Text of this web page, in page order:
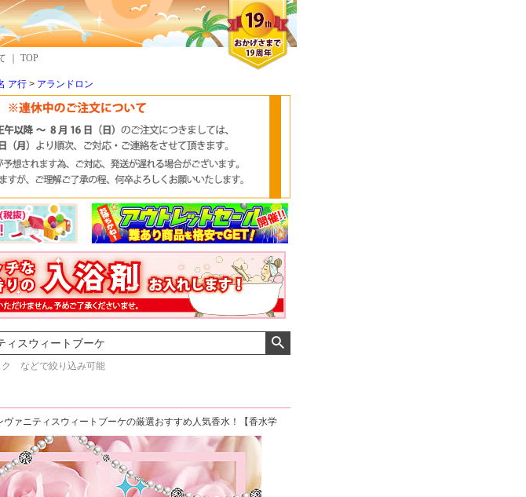
TOP
ア行 アランドロン
などで絞り込み可能
ァニティスウィートブーケの厳選おすすめ人気香水！【香水学
MMさん
好きな香水を、いろいろ少
量試せるところが魅力でし
クロエさん
気持ちよくお取引が出来ま
おまけありがとうございま